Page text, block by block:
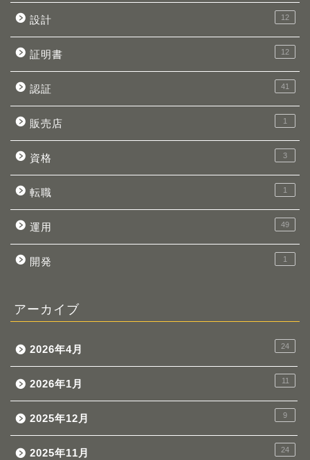
設計 12
証明書 12
認証 41
販売店 1
資格 3
転職 1
運用 49
開発 1
アーカイブ
2026年4月 24
2026年1月 11
2025年12月 9
2025年11月 24